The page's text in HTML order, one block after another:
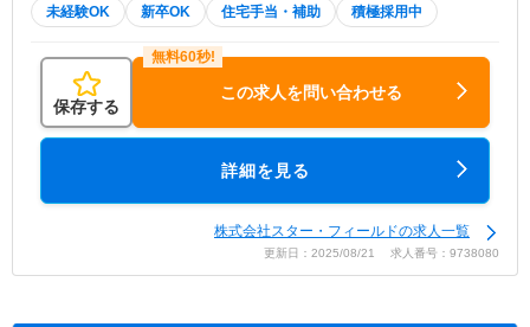
未経験OK 新卒OK 住宅手当・補助 積極採用中
保存する
この求人を問い合わせる
詳細を見る
株式会社スター・フィールドの求人一覧
更新日：2025/08/21 求人番号：9738080